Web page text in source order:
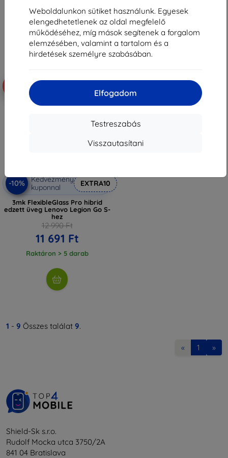
Weboldalunkon sütiket használunk. Egyesek
elengedhetetlenek az oldal megfelelő
működéséhez, míg mások segítenek a forgalom
elemzésében, valamint a tartalom és a
hirdetések személyre szabásában.
Elfogadom
Testreszabás
Visszautasítani
8 360 Ft
Raktáron > 5 darab
Raktáron > 5 darab
-10%
Kedvezmény
kuponnal
EXTRA10
3mk FlexibleGlass Pro hibrid
edzett üveg Lenovo Legion Go S-
hez
12 990 Ft
11 691 Ft
Raktáron > 5 darab
1 - 9 Összes találat 9.
« 1 »
Shield-Sk s.r.o.
Rudolf Mocka utca 3750/2A
841 04 Bratislava